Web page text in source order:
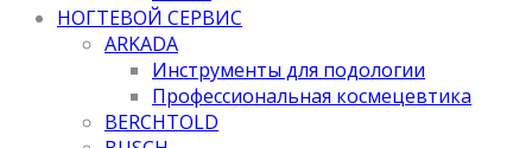
НОГТЕВОЙ СЕРВИС
ARKADA
Инструменты для подологии
Профессиональная космецевтика
BERCHTOLD